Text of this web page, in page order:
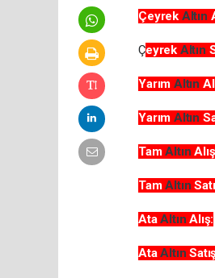
Çeyrek Altın
Çeyrek Altın
Yarım Altın
Yarım Altın
TamAltın
TamAltın
AtaAltınAlış:
AtaAltın